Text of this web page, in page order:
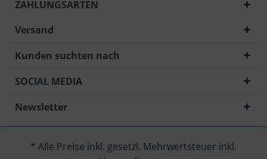
ZAHLUNGSARTEN
Versand
Kunden suchten nach
SOCIAL MEDIA
Newsletter
* Alle Preise inkl. gesetzl. Mehrwertsteuer inkl.